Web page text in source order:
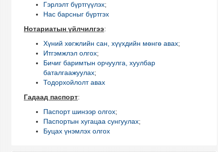
Гэрлэлт бүртгүүлэх;
Нас барсныг бүртгэх
Нотариатын үйлчилгээ:
Хүний хөгжлийн сан, хүүхдийн мөнгө авах;
Итгэмжлэл олгох;
Бичиг баримтын орчуулга, хуулбар
баталгаажуулах;
Тодорхойлолт авах
Гадаад паспорт:
Паспорт шинээр олгох;
Паспортын хугацаа сунгуулах;
Буцах үнэмлэх олгох